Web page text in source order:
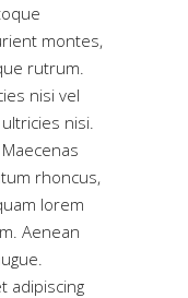
montes,
rutrum.
nisi vel
nisi.
rhoncus,
lorem
Aenean
adipiscing